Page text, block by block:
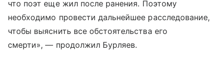
что поэт еще жил после ранения. Поэтому
необходимо провести дальнейшее расследование,
чтобы выяснить все обстоятельства его
смерти», — продолжил Бурляев.